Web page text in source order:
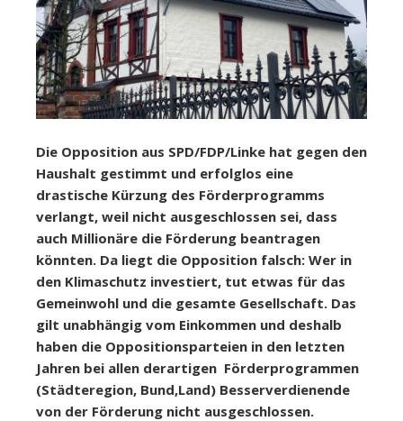
Die Opposition aus SPD/FDP/Linke hat gegen den
Haushalt gestimmt und erfolglos eine
drastische Kürzung des Förderprogramms
verlangt, weil nicht ausgeschlossen sei, dass
auch Millionäre die Förderung beantragen
könnten. Da liegt die Opposition falsch: Wer in
den Klimaschutz investiert, tut etwas für das
Gemeinwohl und die gesamte Gesellschaft. Das
gilt unabhängig vom Einkommen und deshalb
haben die Oppositionsparteien in den letzten
Jahren bei allen derartigen Förderprogrammen
(Städteregion, Bund,Land) Besserverdienende
von der Förderung nicht ausgeschlossen.